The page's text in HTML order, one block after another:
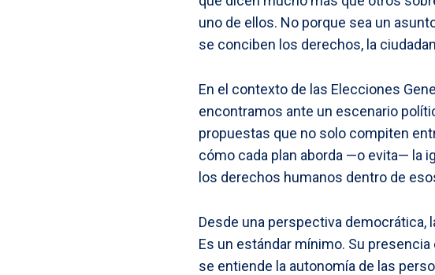
uno de ellos. No porque sea un
se conciben los derechos, la
En el contexto de las Elecciones
encontramos ante un escenario
propuestas que no solo compiten
cómo cada plan aborda —o evita— la
los derechos humanos dentro de
Desde una perspectiva democrática,
Es un estándar mínimo. Su
se entiende la autonomía de las